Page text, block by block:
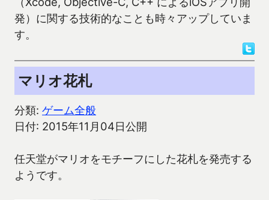
発）に関する技術的なことも時々アップしていま
す。
マリオ花札
分類: ゲーム全般
日付: 2015年11月04日公開
任天堂がマリオをモチーフにした花札を発売する
ようです。